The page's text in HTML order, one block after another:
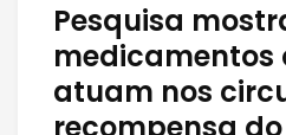
Pesquisa
medicamentos
atuam nos